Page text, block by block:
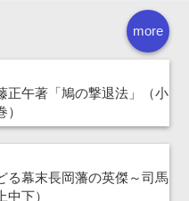
more
正午著「鳩の撃退法」（小
る幕末長岡藩の英傑～司馬
下）